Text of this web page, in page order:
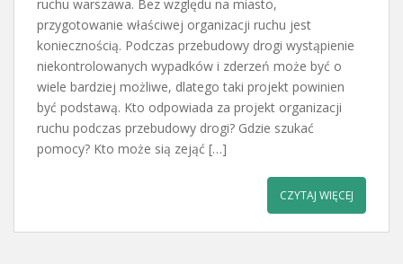
ruchu warszawa. Bez względu na miasto,
przygotowanie właściwej organizacji ruchu jest
koniecznością. Podczas przebudowy drogi wystąpienie
niekontrolowanych wypadków i zderzeń może być o
wiele bardziej możliwe, dlatego taki projekt powinien
być podstawą. Kto odpowiada za projekt organizacji
ruchu podczas przebudowy drogi? Gdzie szukać
pomocy? Kto może sią zejąć […]
CZYTAJ WIĘCEJ